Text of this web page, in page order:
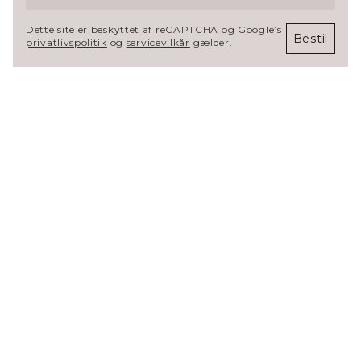
Dette site er beskyttet af reCAPTCHA og Google’s
privatlivspolitik og servicevilkår gælder. Bestil